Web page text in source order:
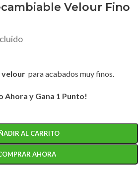
Velour Fino
velour para acabados muy finos.
Ahora y Gana 1 Punto!
AL CARRITO
AHORA